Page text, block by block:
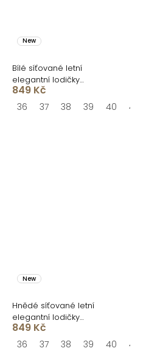
New
Bílé síťované letní
elegantní lodičky
STRIDENO
849 Kč
36 37 38 39 40 41
New
Hnědé síťované letní
elegantní lodičky
STRIDENO
849 Kč
36 37 38 39 40 41